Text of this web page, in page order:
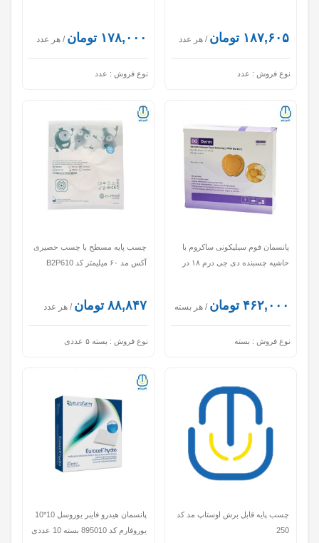
۱۸۷,۶۰۵ تومان / هر عدد
نوع فروش : عدد
۱۷۸,۰۰۰ تومان / هر عدد
نوع فروش : عدد
پانسمان فوم سیلیکونی ساکروم با
حاشیه چسبنده دی جی درم ۱۸ در
۴۶۲,۰۰۰ تومان / هر بسته
نوع فروش : بسته
چسب پایه مسطح با چسب حصیری
آکس مد ۶۰ میلیمتر کد B2P610
۸۸,۸۴۷ تومان / هر عدد
نوع فروش : بسته ۵ عددی
چسب پایه قابل برش اوستاپ مد کد
250
پانسمان هیدرو فایبر یوروسل 10*10
یوروفارم کد 895010 بسته 10 عددی